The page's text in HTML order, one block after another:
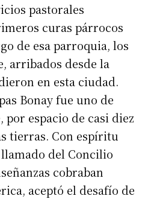
pastorales
curas párrocos
de esa parroquia, los
arribados desde la
en esta ciudad.
Bonay fue uno de
por espacio de casi diez
tierras. Con espíritu
del Concilio
cobraban
aceptó el desafío de